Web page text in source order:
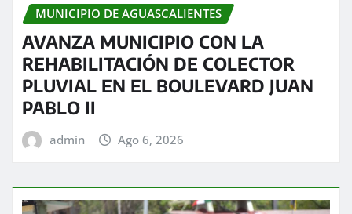
MUNICIPIO DE AGUASCALIENTES
AVANZA MUNICIPIO CON LA
REHABILITACIÓN DE COLECTOR
PLUVIAL EN EL BOULEVARD JUAN
PABLO II
admin Ago 6, 2026